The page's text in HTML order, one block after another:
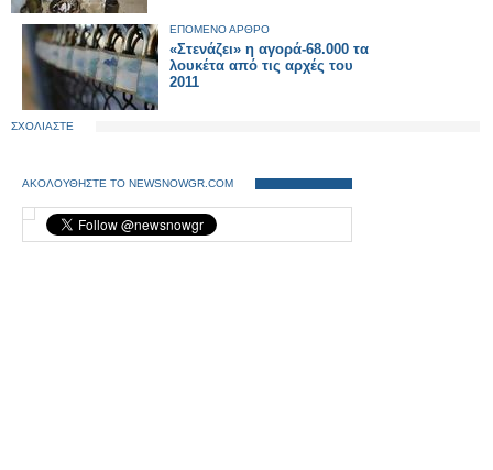
ΕΠΟΜΕΝΟ ΑΡΘΡΟ
«Στενάζει» η αγορά-68.000 τα
λουκέτα από τις αρχές του
2011
ΣΧΟΛΙΑΣΤΕ
ΑΚΟΛΟΥΘΗΣΤΕ ΤΟ NEWSNOWGR.COM